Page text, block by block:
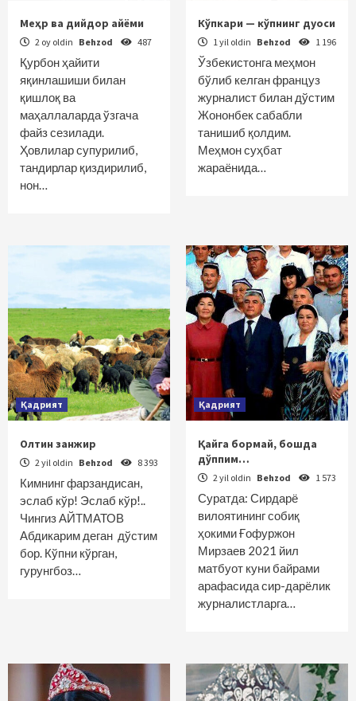
Меҳр ва дийдор айёми
2 oy oldin Behzod 487
Қурбон ҳайити
яқинлашиши билан
қишлоқ ва
маҳаллаларда ўзгача
файз сезилади.
Ҳовлилар супурилиб,
тандирлар қиздирилиб,
нон…
Кўпкари — кўпнинг дуоси
1 yil oldin Behzod 1 196
Ўзбекистонга меҳмон
бўлиб келган француз
журналист билан дўстим
Жононбек сабабли
танишиб қолдим.
Меҳмон суҳбат
жараёнида…
Қадрият
Олтин занжир
2 yil oldin Behzod 8 393
Кимнинг фарзандисан,
эслаб кўр! Эслаб кўр!..
Чингиз АЙТМАТОВ
Абдикарим деган дўстим
бор. Кўпни кўрган,
гурунгбоз…
Қадрият
Қайга бормай, бошда
дўппим…
2 yil oldin Behzod 1 573
Суратда: Сирдарё
вилоятининг собиқ
ҳокими Ғофуржон
Мирзаев 2021 йил
матбуот куни байрами
арафасида сир-дарёлик
журналистларга…